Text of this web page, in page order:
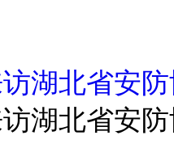
湖北省安
湖北省安